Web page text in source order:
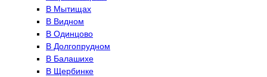
В Мытищах
В Видном
В Одинцово
В Долгопрудном
В Балашихе
В Щербинке